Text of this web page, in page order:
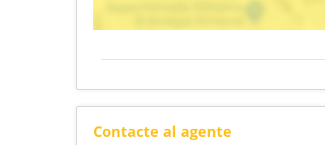
Contacte al agente